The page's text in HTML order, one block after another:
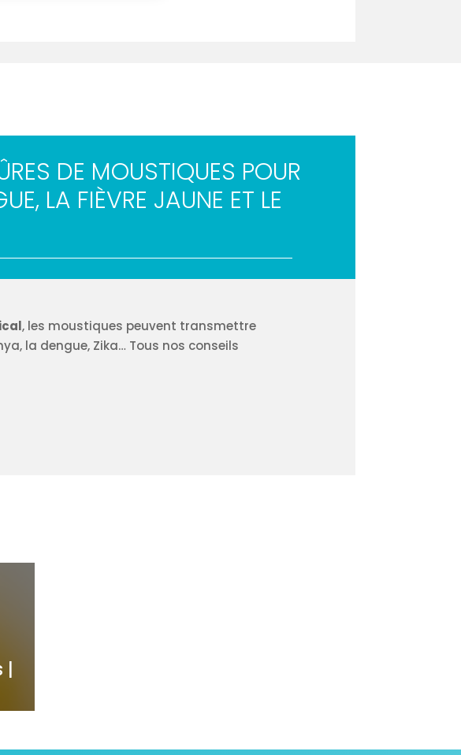
DE MOUSTIQUES POUR
LA FIÈVRE JAUNE ET LE
, les moustiques peuvent transmettre
la dengue, Zika… Tous nos conseils
|